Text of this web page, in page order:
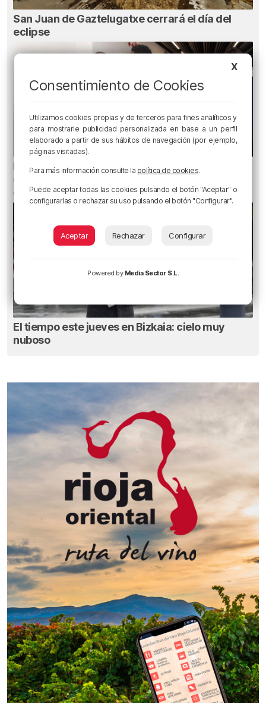
San Juan de Gaztelugatxe cerrará el día del
eclipse
El Athletic incorpora a Andrew Hughes, el
especialista a balón parado de la selección
escocesa
El tiempo este jueves en Bizkaia: cielo muy
nuboso
X
Consentimiento de Cookies
Utilizamos cookies propias y de terceros para fines analíticos y
para mostrarle publicidad personalizada en base a un perfil
elaborado a partir de sus hábitos de navegación (por ejemplo,
páginas visitadas).
Para más información consulte la política de cookies.
Puede aceptar todas las cookies pulsando el botón "Aceptar" o
configurarlas o rechazar su uso pulsando el botón "Configurar".
Aceptar Rechazar Configurar
Powered by Media Sector S.L.